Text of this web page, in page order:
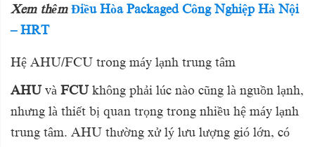
Xem thêm Điều Hòa Packaged Công Nghiệp Hà Nội
– HRT
Hệ AHU/FCU trong máy lạnh trung tâm
AHUvà FCUkhông phải lúc nào cũng là nguồn lạnh,
nhưng là thiết bị quan trọng trong nhiều hệ máy lạnh
trung tâm. AHU thường xử lý lưu lượng gió lớn, có